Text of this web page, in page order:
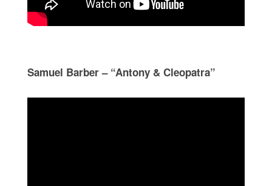
Samuel Barber – “Antony & Cleopatra”